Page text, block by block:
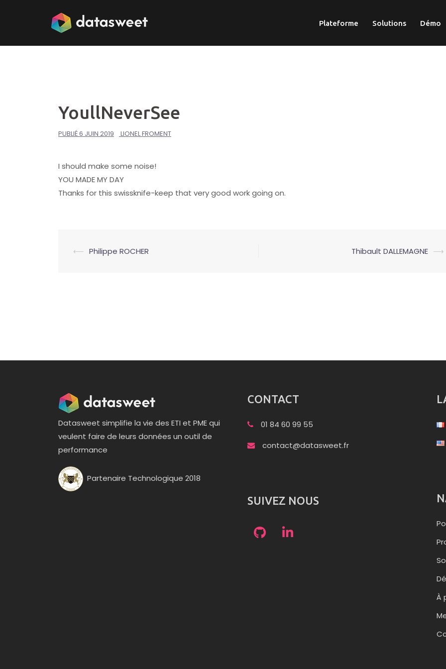
Plateforme Solutions Démo
YoullNeverSee
PUBLIÉ6 JUIN 2019 LIONEL FROMENT
I should make some noise!
YOU MADE MY DAY
Thanks for this swissknife-keep that very good work going on.
Navigation
⟵ Philippe ROCHER Thibault DALLEMAGNE ⟶
Datasweet simplifie la vie des ETI et PME qui
veulent faire de leurs données un outil de
performance
Partenaire Technologique 2018
CONTACT
01 84 60 99 55
contact@datasweet.fr
SUIVEZ NOUS
À